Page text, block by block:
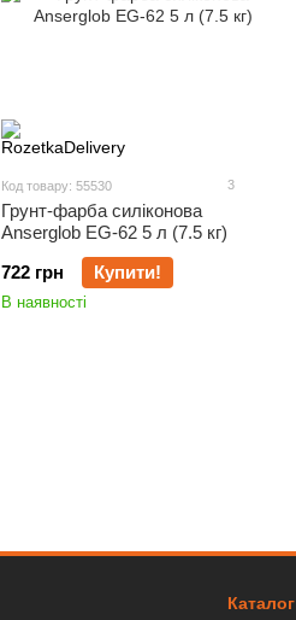
Код товару: 55530 3
Грунт-фарба силіконова
Anserglob EG-62 5 л (7.5 кг)
722 грн
Купити!
В наявності
Каталог